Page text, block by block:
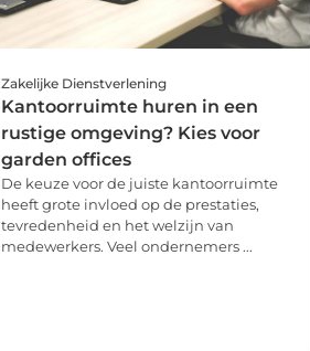
Zakelijke Dienstverlening
Kantoorruimte huren in een
rustige omgeving? Kies voor
garden offices
De keuze voor de juiste kantoorruimte
heeft grote invloed op de prestaties,
tevredenheid en het welzijn van
medewerkers. Veel ondernemers ...